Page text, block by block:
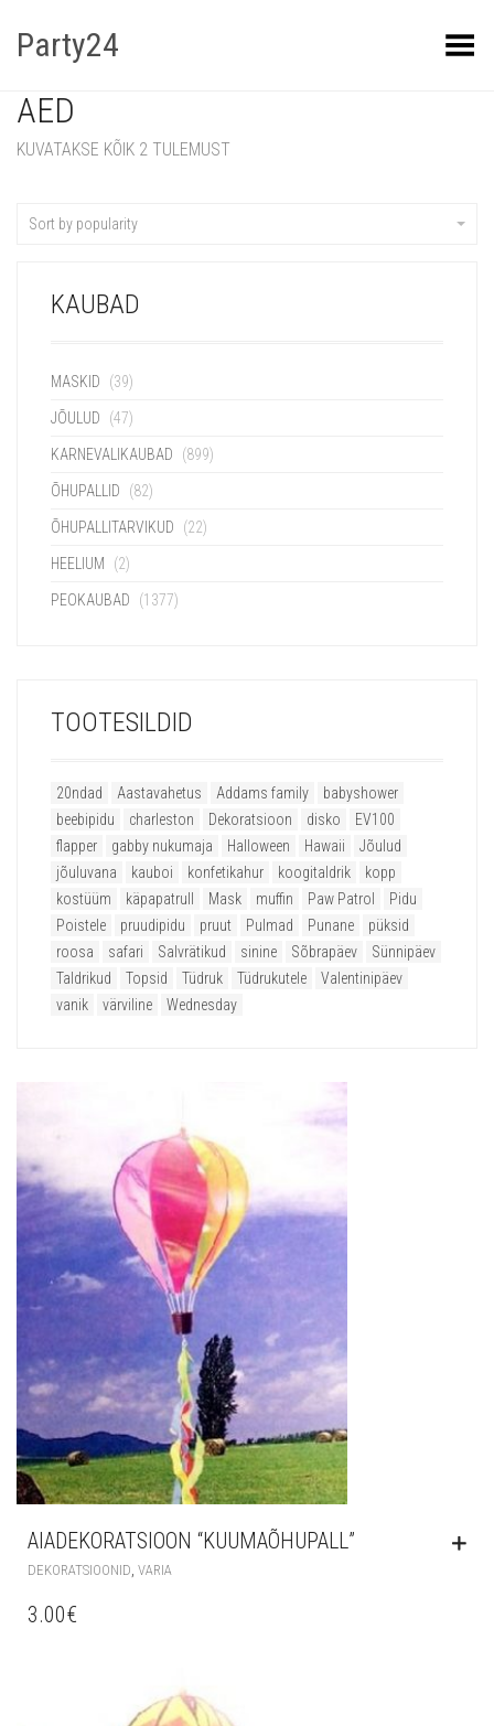
Party24 Kuva menüü
AED
KUVATAKSE KÕIK 2 TULEMUST
Sort by popularity
KAUBAD
MASKID (39)
JÕULUD (47)
KARNEVALIKAUBAD (899)
ÕHUPALLID (82)
ÕHUPALLITARVIKUD (22)
HEELIUM (2)
PEOKAUBAD (1377)
TOOTESILDID
20ndad Aastavahetus Addams family
babyshower
beebipidu
charleston Dekoratsioon disko
EV100
flapper
gabby nukumaja Halloween Hawaii
Jõulud
jõuluvana
kauboi konfetikahur koogitaldrik
kopp
kostüüm
käpapatrull Mask muffin Paw Patrol
Pidu
Poistele
pruudipidu pruut Pulmad Punane
püksid
roosa
safari Salvrätikud sinine Sõbrapäev
Sünnipäev
Taldrikud
Topsid Tüdruk Tüdrukutele
Valentinipäev
vanik
värviline Wednesday
AIADEKORATSIOON “KUUMAÕHUPALL”
DEKORATSIOONID VARIA
3.00€